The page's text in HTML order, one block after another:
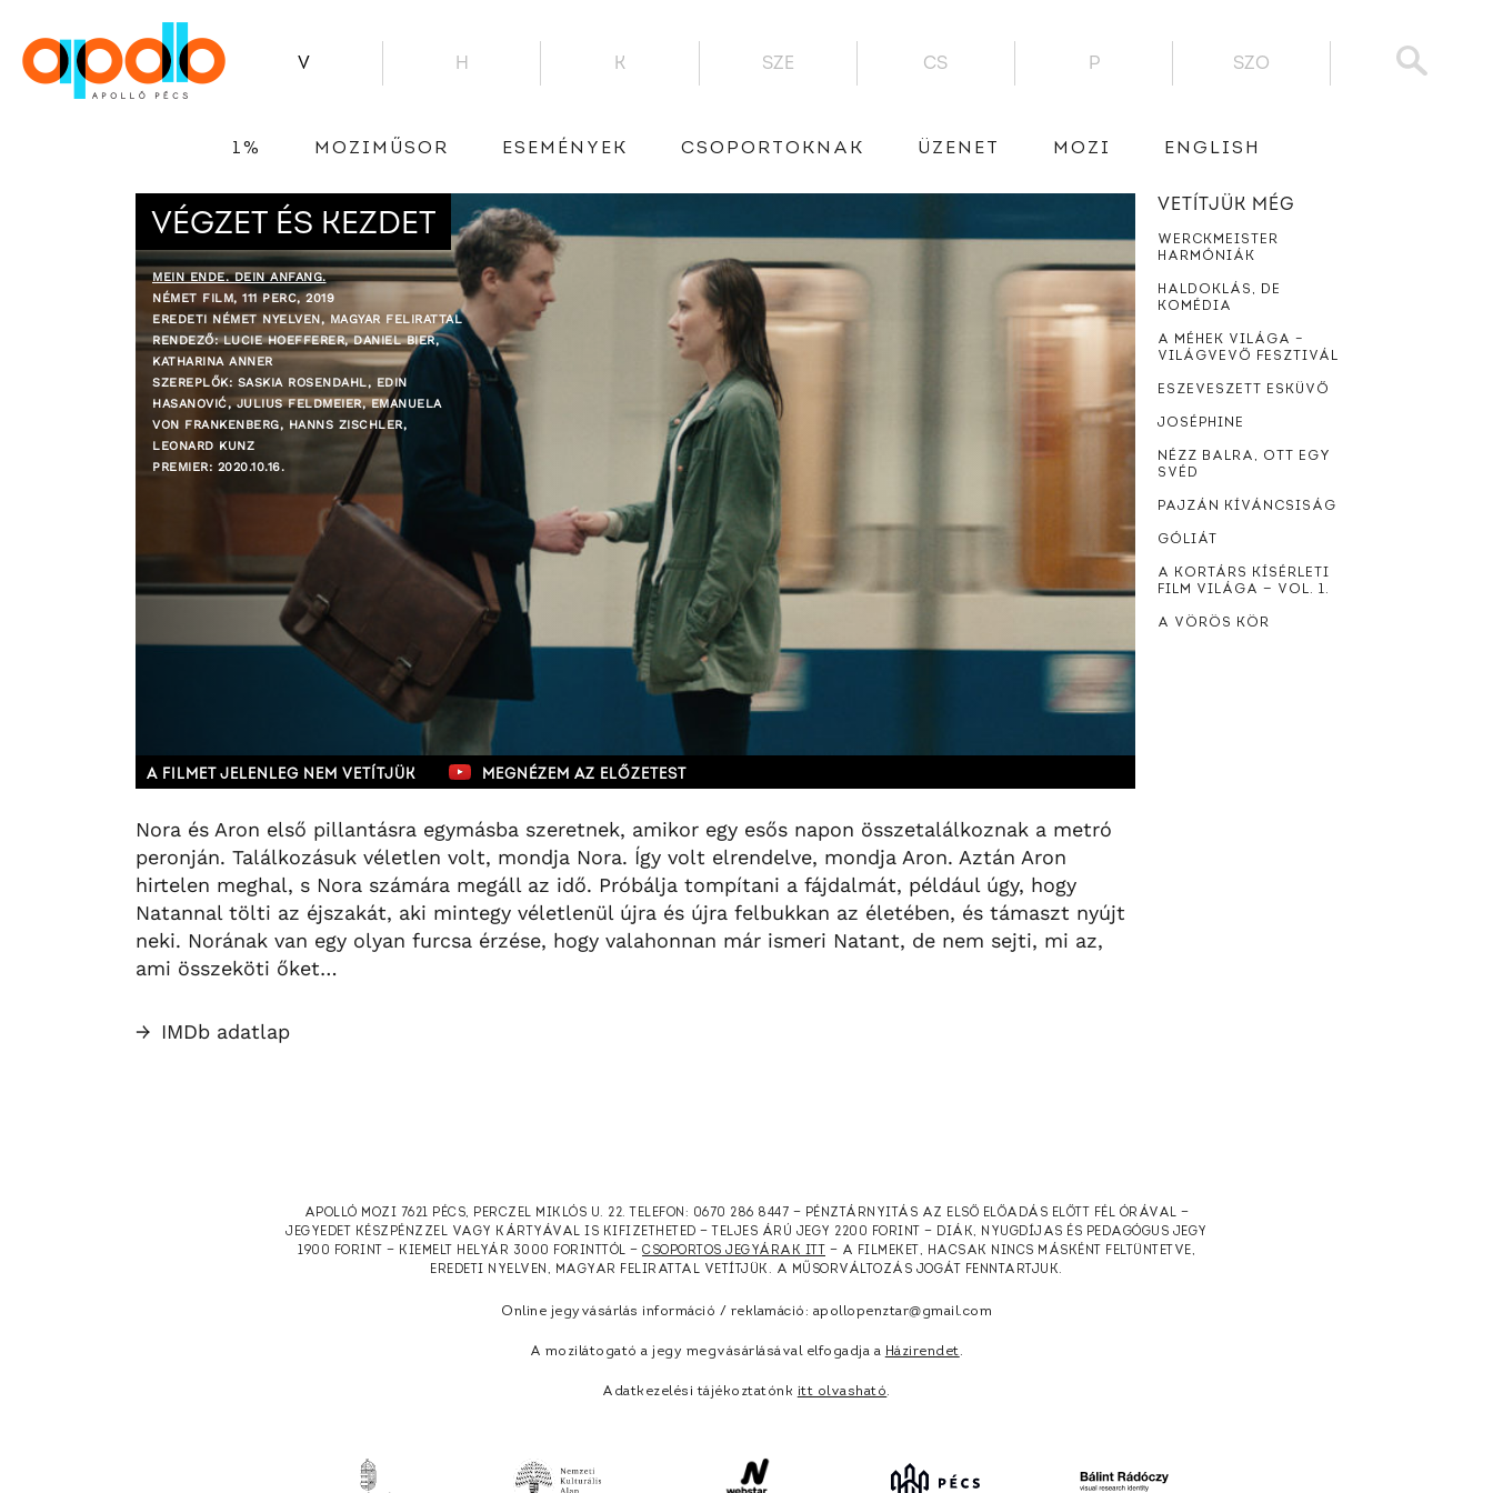
V H K SZE CS P SZO
1% MOZIMŰSOR ESEMÉNYEK CSOPORTOKNAK ÜZENET MOZI ENGLISH
VÉGZET ÉS KEZDET
MEIN ENDE. DEIN ANFANG.
NÉMET FILM, 111 PERC, 2019
EREDETI NÉMET NYELVEN, MAGYAR FELIRATTAL
RENDEZŐ: LUCIE HOEFFERER, DANIEL BIER,
KATHARINA ANNER
SZEREPLŐK: SASKIA ROSENDAHL, EDIN
HASANOVIĆ, JULIUS FELDMEIER, EMANUELA
VON FRANKENBERG, HANNS ZISCHLER,
LEONARD KUNZ
PREMIER: 2020.10.16.
A FILMET JELENLEG NEM VETÍTJÜK MEGNÉZEM AZ ELŐZETEST
Nora és Aron első pillantásra egymásba szeretnek, amikor egy esős napon összetalálkoznak a metró
peronján. Találkozásuk véletlen volt, mondja Nora. Így volt elrendelve, mondja Aron. Aztán Aron
hirtelen meghal, s Nora számára megáll az idő. Próbálja tompítani a fájdalmát, például úgy, hogy
Natannal tölti az éjszakát, aki mintegy véletlenül újra és újra felbukkan az életében, és támaszt nyújt
neki. Norának van egy olyan furcsa érzése, hogy valahonnan már ismeri Natant, de nem sejti, mi az,
ami összeköti őket…
→ IMDb adatlap
VETÍTJÜK MÉG
WERCKMEISTER
HARMÓNIÁK
HALDOKLÁS, DE
KOMÉDIA
A MÉHEK VILÁGA –
VILÁGVEVŐ FESZTIVÁL
ESZEVESZETT ESKÜVŐ
JOSÉPHINE
NÉZZ BALRA, OTT EGY
SVÉD
PAJZÁN KÍVÁNCSISÁG
GÓLIÁT
A KORTÁRS KÍSÉRLETI
FILM VILÁGA — VOL. 1.
A VÖRÖS KÖR
APOLLÓ MOZI 7621 PÉCS, PERCZEL MIKLÓS U. 22. TELEFON: 0670 286 8447 — PÉNZTÁRNYITÁS AZ ELSŐ ELŐADÁS ELŐTT FÉL ÓRÁVAL —
JEGYEDET KÉSZPÉNZZEL VAGY KÁRTYÁVAL IS KIFIZETHETED — TELJES ÁRÚ JEGY 2200 FORINT — DIÁK, NYUGDÍJAS ÉS PEDAGÓGUS JEGY
1900 FORINT — KIEMELT HELYÁR 3000 FORINTTÓL — CSOPORTOS JEGYÁRAK ITT
— A FILMEKET, HACSAK NINCS MÁSKÉNT FELTÜNTETVE,
EREDETI NYELVEN, MAGYAR FELIRATTAL VETÍTJÜK. A MŰSORVÁLTOZÁS JOGÁT FENNTARTJUK.
Online jegyvásárlás információ / reklamáció: apollopenztar@gmail.com
A mozilátogató a jegy megvásárlásával elfogadja a Házirendet.
Adatkezelési tájékoztatónk itt olvasható.